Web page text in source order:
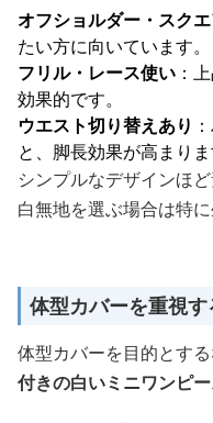
オフショルダー・スク
たい方に向いています。
フリル・レース使い ：
効果的です。
ウエスト切り替えあり
と、脚長効果が高まりま
シンプルなデザインほ
白無地を選ぶ場合は特
体型カバーを重視
体型カバーを目的とする
付きの白いミニワンピ